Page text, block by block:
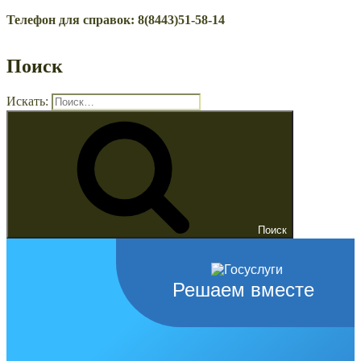
Телефон для справок: 8(8443)51-58-14
Поиск
Искать:
Поиск
Решаем вместе